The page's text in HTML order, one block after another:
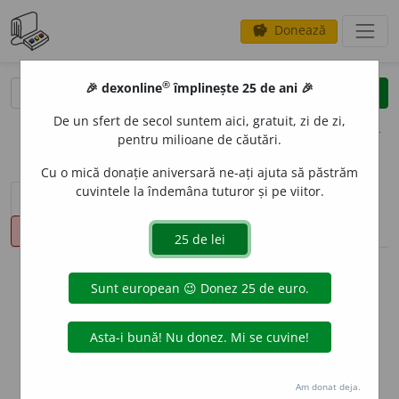
savings Donează
clear
opțiuni
sinteza definițiilor (1) definiții (7)
declinări
info
Aceste definiții sunt compilate de
echipa dexonline. Definițiile
originale se află pe filadefiniții.
Puteți reordona filele pe pagina de
🎉 dexonline® împlinește 25 de ani 🎉
De un sfert de secol suntem aici, gratuit, zi de zi,
pentru milioane de căutări.
Cu o mică donație aniversară ne-ați ajuta să păstrăm
cuvintele la îndemâna tuturor și pe viitor.
Am donat deja.